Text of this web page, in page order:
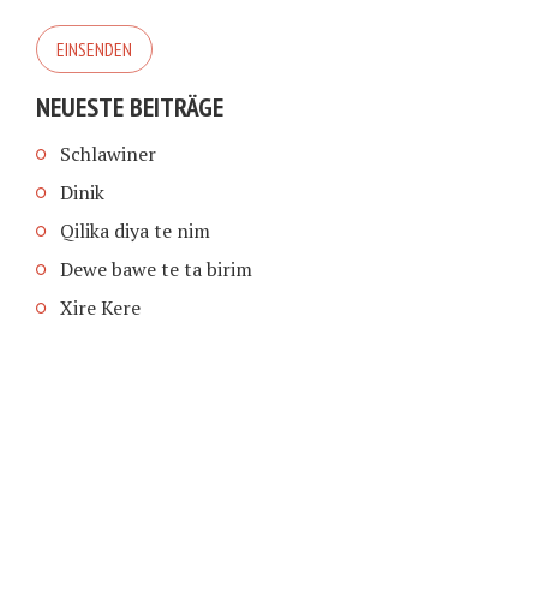
NEUESTE BEITRÄGE
Schlawiner
Dinik
Qilika diya te nim
Dewe bawe te ta birim
Xire Kere